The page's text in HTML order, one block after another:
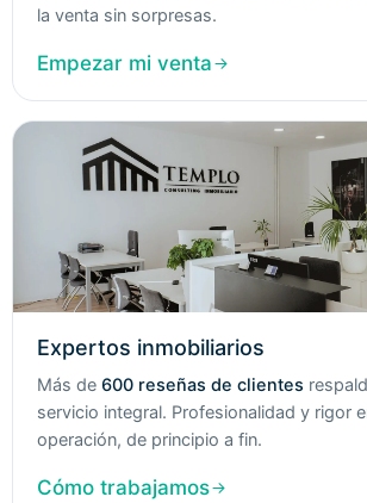
la venta sin sorpresas.
Empezar mi venta
Expertos inmobiliarios
Más de 600 reseñas de clientes
servicio integral. Profesionalidad y rigor
operación, de principio a fin.
Cómo trabajamos